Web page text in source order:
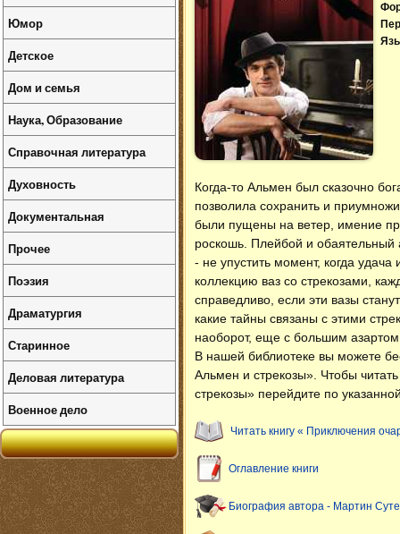
Когда-то Альмен был сказочно
позволила сохранить и
были пущены на ветер, имение
роскошь. Плейбой и обаятельный
- не упустить момент, когда
коллекцию ваз со стрекозами,
справедливо, если эти вазы
какие тайны связаны с этими
наоборот, еще с большим
В нашей библиотеке вы можете
Альмен и стрекозы» . Чтобы
стрекозы» перейдите по
Читать книгу « Приключения
Оглавление книги
Биография автора - Мартин
Юмор
Детское
Дом и семья
Наука, Образование
Справочная литература
Духовность
Документальная
Прочее
Поэзия
Драматургия
Старинное
Деловая литература
Военное дело